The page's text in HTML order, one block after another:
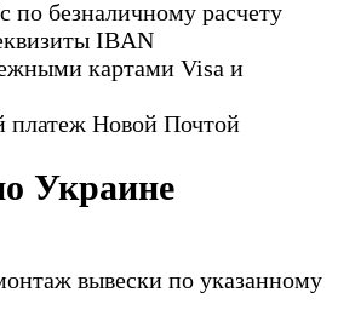
по безналичному расчету
IBAN
картами Visa и
Новой Почтой
Украине
вывески по указанному